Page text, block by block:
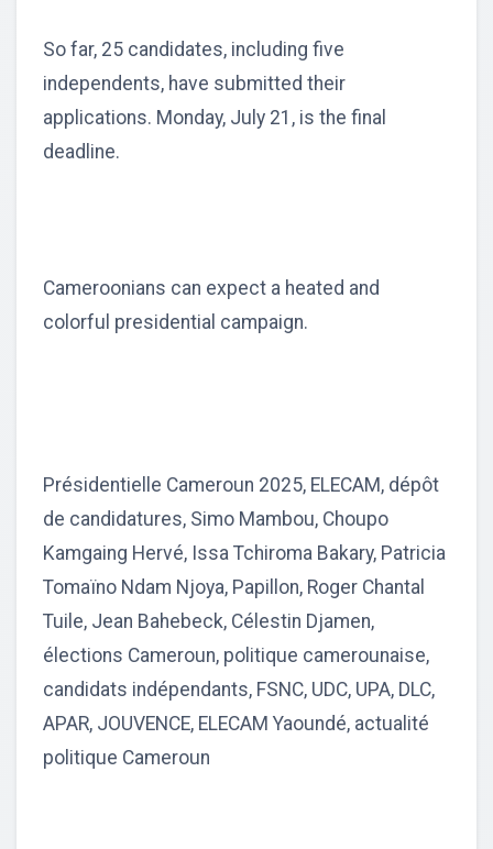
So far, 25 candidates, including five
independents, have submitted their
applications. Monday, July 21, is the final
deadline.
Cameroonians can expect a heated and
colorful presidential campaign.
Présidentielle Cameroun 2025, ELECAM, dépôt
de candidatures, Simo Mambou, Choupo
Kamgaing Hervé, Issa Tchiroma Bakary, Patricia
Tomaïno Ndam Njoya, Papillon, Roger Chantal
Tuile, Jean Bahebeck, Célestin Djamen,
élections Cameroun, politique camerounaise,
candidats indépendants, FSNC, UDC, UPA, DLC,
APAR, JOUVENCE, ELECAM Yaoundé, actualité
politique Cameroun